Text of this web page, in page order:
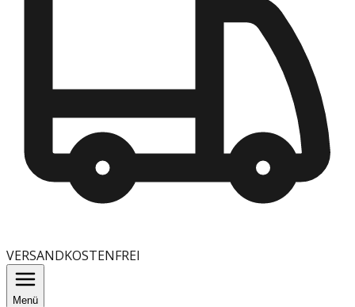
VERSANDKOSTENFREI
Menü